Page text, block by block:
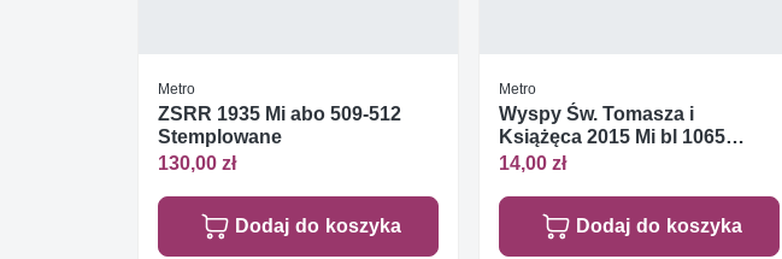
Metro
ZSRR 1935 Mi abo 509-512
Stemplowane
130,00 zł
Dodaj do koszyka
Metro
Wyspy Św. Tomasza i
Książęca 2015 Mi bl 1065
Czyste **
14,00 zł
Dodaj do koszyka